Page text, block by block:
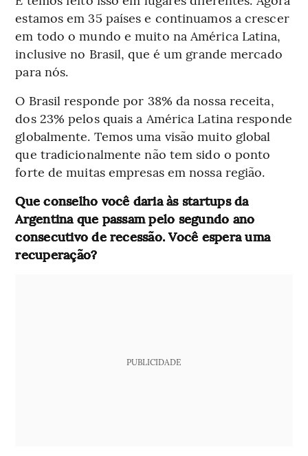
estamos em 35 países e continuamos a crescer
em todo o mundo e muito na América Latina,
inclusive no Brasil, que é um grande mercado
para nós.
O Brasil responde por 38% da nossa receita,
dos 23% pelos quais a América Latina responde
globalmente. Temos uma visão muito global
que tradicionalmente não tem sido o ponto
forte de muitas empresas em nossa região.
Que conselho você daria às startups da
Argentina que passam pelo segundo ano
consecutivo de recessão. Você espera uma
recuperação?
PUBLICIDADE